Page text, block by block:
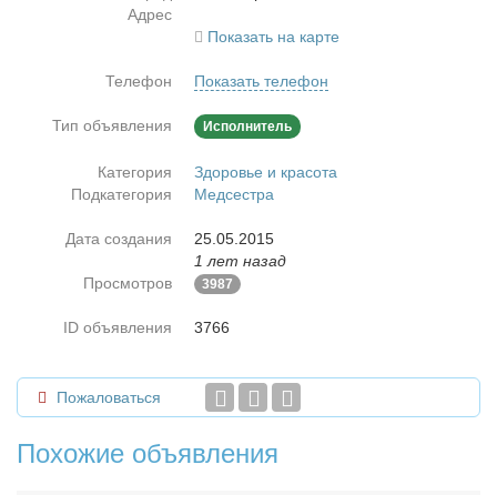
Адрес
Показать на карте
Телефон Показать телефон
Тип объявления Исполнитель
Категория
Здоровье и красота
Подкатегория
Медсестра
Дата создания
25.05.2015
1 лет назад
Просмотров
3987
ID объявления 3766
Пожаловаться
Похожие объявления